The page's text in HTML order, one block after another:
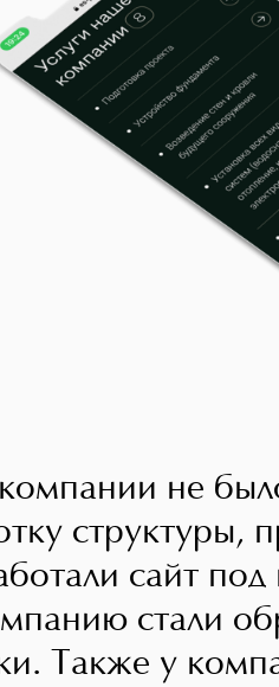
не
структуры,
сайт
стали
Также у